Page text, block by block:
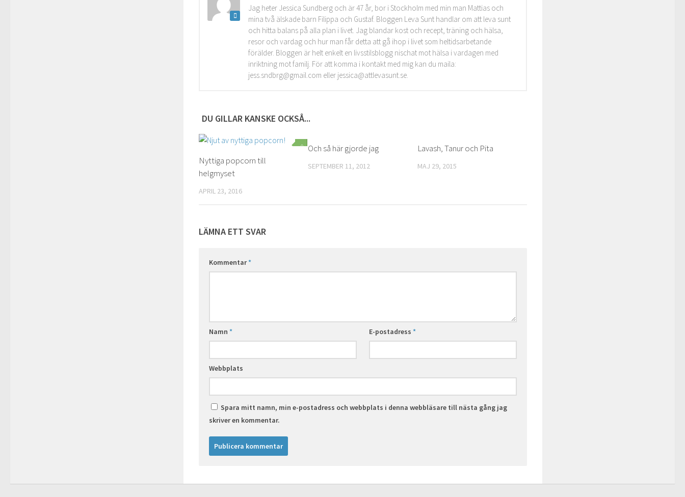
Jag heter Jessica Sundberg och är 47 år, bor i Stockholm med min man Mattias och
mina två älskade barn Filippa och Gustaf. Bloggen Leva Sunt handlar om att leva sunt
och hitta balans på alla plan i livet. Jag blandar kost och recept, träning och hälsa,
resor och vardag och hur man får detta att gå ihop i livet som heltidsarbetande
förälder. Bloggen är helt enkelt en livsstilsblogg nischat mot hälsa i vardagen med
inriktning mot familj. För att komma i kontakt med mig kan du maila:
jess.sndbrg@gmail.com eller jessica@attlevasunt.se.
DU GILLAR KANSKE OCKSÅ...
0
Nyttiga popcorn till
helgmyset
APRIL 23, 2016
Och så här gjorde jag
SEPTEMBER 11, 2012
Lavash, Tanur och Pita
MAJ 29, 2015
LÄMNA ETT SVAR
Kommentar*
Namn * E-postadress*
Webbplats
Spara mitt namn, min e-postadress och webbplats i denna webbläsare till nästa gång jag
skriver en kommentar.